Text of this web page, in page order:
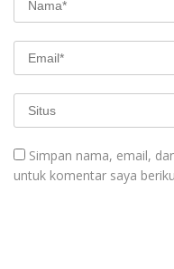
Simpan nama, email,
untuk komentar saya